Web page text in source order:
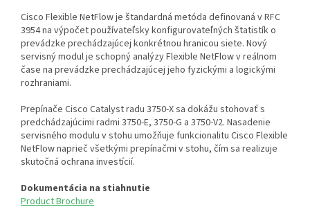
Cisco Flexible NetFlow je štandardná metóda definovaná v RFC
3954 na výpočet používateľsky konfigurovateľných štatistík o
prevádzke prechádzajúcej konkrétnou hranicou siete. Nový
servisný modul je schopný analýzy Flexible NetFlow v reálnom
čase na prevádzke prechádzajúcej jeho fyzickými a logickými
rozhraniami.
Prepínače Cisco Catalyst radu 3750-X sa dokážu stohovať s
predchádzajúcimi radmi 3750-E, 3750-G a 3750-V2. Nasadenie
servisného modulu v stohu umožňuje funkcionalitu Cisco Flexible
NetFlow naprieč všetkými prepínačmi v stohu, čím sa realizuje
skutočná ochrana investícií.
Dokumentácia na stiahnutie
Product Brochure